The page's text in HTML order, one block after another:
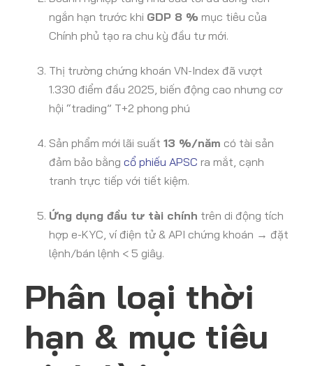
ngắn hạn trước khi GDP 8 % mục tiêu của
Chính phủ tạo ra chu kỳ đầu tư mới.
Thị trường chứng khoán VN-Index đã vượt
1.330 điểm đầu 2025, biến động cao nhưng cơ
hội “trading” T+2 phong phú
Sản phẩm mới lãi suất 13 %/năm có tài sản
đảm bảo bằng cổ phiếu APSC ra mắt, cạnh
tranh trực tiếp với tiết kiệm.
Ứng dụng đầu tư tài chính trên di động tích
hợp e-KYC, ví điện tử & API chứng khoán → đặt
lệnh/bán lệnh < 5 giây.
Phân loại thời
hạn & mục tiêu